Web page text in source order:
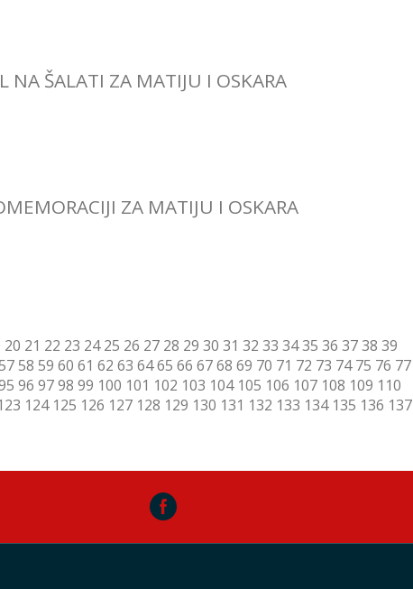
NA ŠALATI ZA MATIJU I OSKARA
ZA MATIJU I OSKARA
20 21 22 23 24 25 26 27 28 29 30 31 32 33 3435 36 3738 39
58 59 60 61 62 63 6465 66 6768 69 70 71 72 73 74 75 76 77
96 9798 99 100 101 102 103 104 105 106 107 108 109 110
124 125 126 127 128 129 130 131 132 133 134 135 136 137